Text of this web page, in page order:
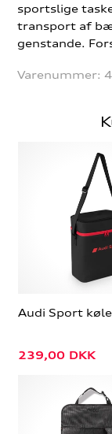
sportslige
transport af
genstande.
Varenummer:
Audi Sport
239,00 DKK